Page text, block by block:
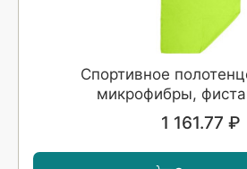
Спортивное
микрофибры,
1 161.77 ₽